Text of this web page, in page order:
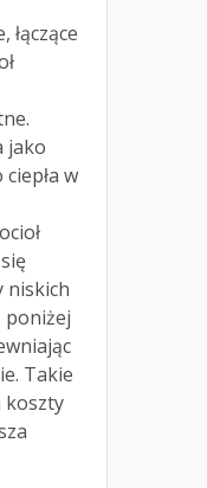
łączące
jako
w
niskich
poniżej
Takie
koszty